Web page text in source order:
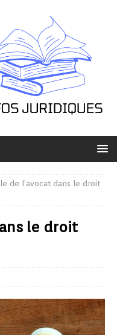
de l’avocat dans le droit
le droit